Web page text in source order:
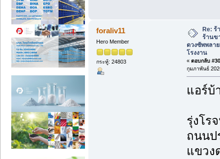
foraliv11
Hero Member
กระทู้: 24803
Re:
ร้านข
ดวงซัพพลา
โรงงาน
« ตอบกลับ
กุมภาพันธ์
แอร์บ้
รุ่งโร
ถนนป
แขวง